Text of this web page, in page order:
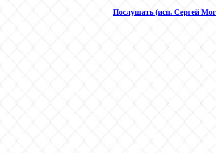
Послушать (исп. Сергей